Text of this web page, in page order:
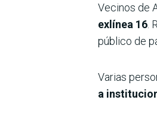
Vecinos de
exlínea 16 .
público de
Varias
a